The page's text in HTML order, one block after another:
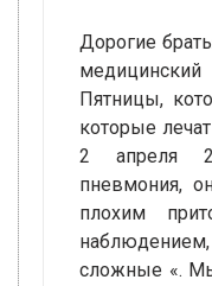
Дорогие
Пятницы,
которые
2 апреля
пневмония,
плохим
наблюдением,
сложные «.